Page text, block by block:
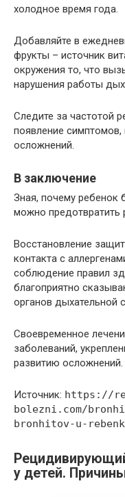
холодное время года.
Добавляйте в
фрукты – источник
окружения то, что
нарушения работы
Следите за частотой
появление симптомов,
осложнений.
В заключение
Зная, почему ребенок
можно предотвратить
Восстановление
контакта с
соблюдение правил
благоприятно
органов дыхательной
Своевременное
заболеваний,
развитию осложнений.
Источник: https://
bolezni.com/
bronhitov-u-
у детей.